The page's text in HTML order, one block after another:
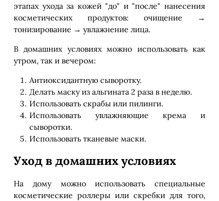
этапах ухода за кожей "до" и "после" нанесения
косметических продуктов: очищение →
тонизирование → увлажнение лица.
В домашних условиях можно использовать как
утром, так и вечером:
Антиоксидантную сыворотку.
Делать маску из альгината 2 раза в неделю.
Использовать скрабы или пилинги.
Использовать увлажняющие крема и
сыворотки.
Использовать тканевые маски.
Уход в домашних условиях
На дому можно использовать специальные
косметические роллеры или скребки для того,